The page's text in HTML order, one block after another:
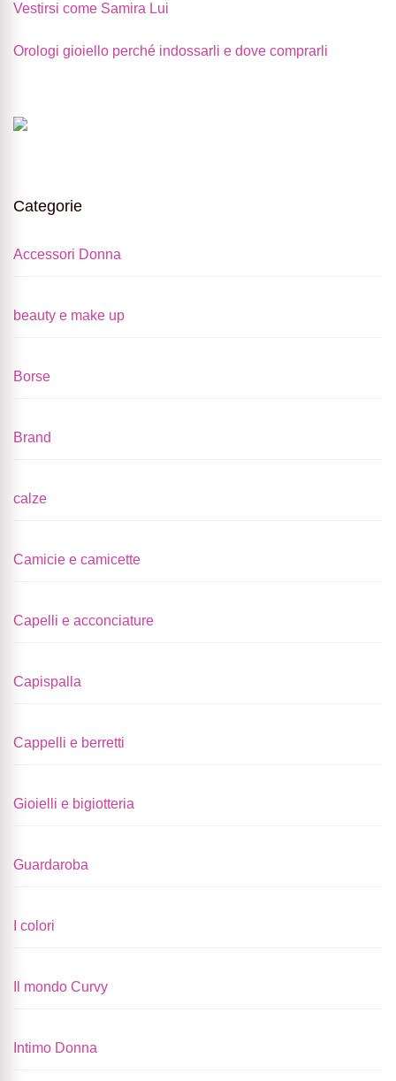
Vestirsi come Samira Lui
Orologi gioiello perché indossarli e dove comprarli
Categorie
Accessori Donna
beauty e make up
Borse
Brand
calze
Camicie e camicette
Capelli e acconciature
Capispalla
Cappelli e berretti
Gioielli e bigiotteria
Guardaroba
I colori
Il mondo Curvy
Intimo Donna